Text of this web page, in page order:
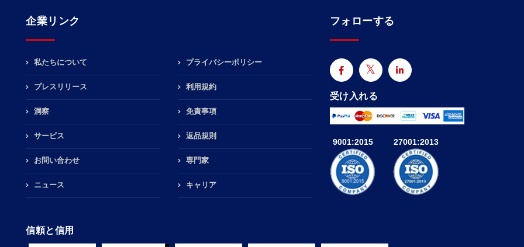
企業リンク
私たちについて
プレスリリース
洞察
サービス
お問い合わせ
ニュース
プライバシーポリシー
利用規約
免責事項
返品規則
専門家
キャリア
フォローする
受け入れる
9001:2015 27001:2013
信頼と信用